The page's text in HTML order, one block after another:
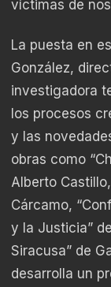
víctimas de
La puesta en
González,
investigadora
los procesos
y las
obras como
Alberto
Cárcamo,
y la Justicia”
Siracusa” de
desarrolla un